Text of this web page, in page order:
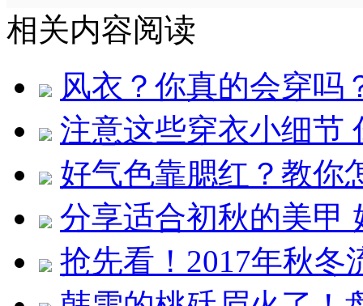
相关内容阅读
风衣？你真的会穿吗
注意这些穿衣小细节
好气色靠腮红？教你
分享适合初秋的美甲
抢先看！2017年秋冬